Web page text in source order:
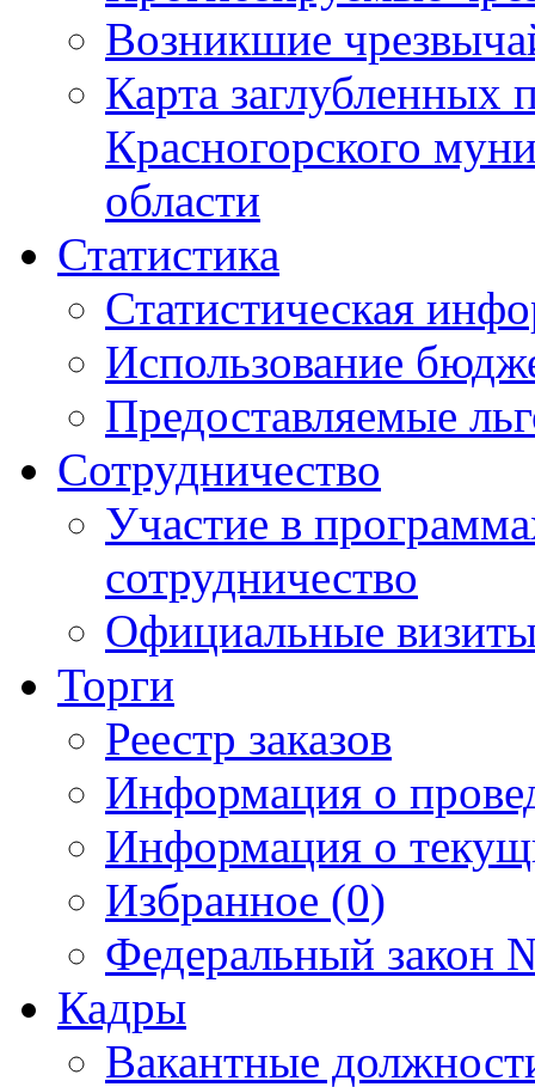
Возникшие
Карта
Красногорского
области
Статистика
Статистическая
Использование
Предоставляемые
Сотрудничество
Участие в
сотрудничество
Официальные
Торги
Реестр заказов
Информация о
Информация о
Избранное (0)
Федеральный закон
Кадры
Вакантные